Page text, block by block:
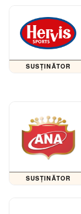
SUSȚINĂTOR
SUSȚINĂTOR